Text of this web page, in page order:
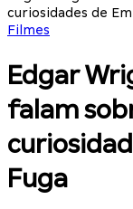
curiosidades de
Filmes
Edgar
falam
Fuga